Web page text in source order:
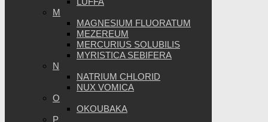
M
MAGNESIUM FLUORATUM
MEZEREUM
MERCURIUS SOLUBILIS
MYRISTICA SEBIFERA
N
NATRIUM CHLORID
NUX VOMICA
O
OKOUBAKA
P